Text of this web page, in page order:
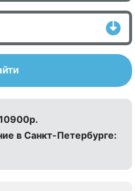
в Санкт-Петербурге: